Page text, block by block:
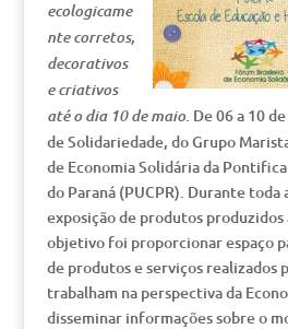
ecologicame
nte corretos,
decorativos
e criativos
até o dia 10 de maio. De 06 a 10
de Solidariedade, do Grupo
de Economia Solidária da
do Paraná (PUCPR). Durante toda
exposição de produtos
objetivo foi proporcionar espaço
de produtos e serviços realizados
trabalham na perspectiva da
disseminar informações sobre o